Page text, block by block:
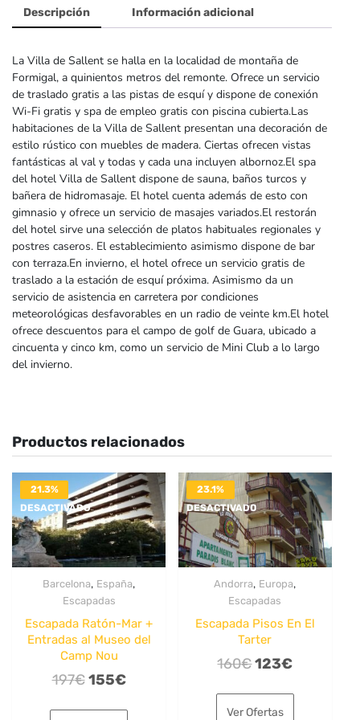
Descripción Información adicional
La Villa de Sallent se halla en la localidad de montaña de
Formigal, a quinientos metros del remonte. Ofrece un servicio
de traslado gratis a las pistas de esquí y dispone de conexión
Wi-Fi gratis y spa de empleo gratis con piscina cubierta.Las
habitaciones de la Villa de Sallent presentan una decoración de
estilo rústico con muebles de madera. Ciertas ofrecen vistas
fantásticas al val y todas y cada una incluyen albornoz.El spa
del hotel Villa de Sallent dispone de sauna, baños turcos y
bañera de hidromasaje. El hotel cuenta además de esto con
gimnasio y ofrece un servicio de masajes variados.El restorán
del hotel sirve una selección de platos habituales regionales y
postres caseros. El establecimiento asimismo dispone de bar
con terraza.En invierno, el hotel ofrece un servicio gratis de
traslado a la estación de esquí próxima. Asimismo da un
servicio de asistencia en carretera por condiciones
meteorológicas desfavorables en un radio de veinte km.El hotel
ofrece descuentos para el campo de golf de Guara, ubicado a
cincuenta y cinco km, como un servicio de Mini Club a lo largo
del invierno.
Productos relacionados
21.3%
DESACTIVADO
Barcelona, España,
Escapadas
Escapada Ratón-Mar +
Entradas al Museo del
Camp Nou
197€ El
155€El
23.1%
DESACTIVADO
Andorra, Europa,
Escapadas
Escapada Pisos En El
Tarter
160€El
original
123€El
Ver Ofertas